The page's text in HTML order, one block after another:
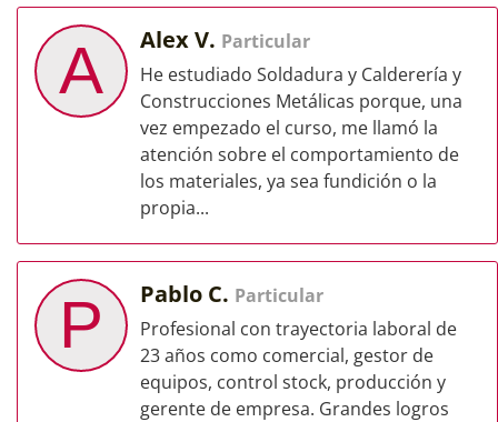
A Alex V. Particular
He estudiado Soldadura y Calderería y
Construcciones Metálicas porque, una
vez empezado el curso, me llamó la
atención sobre el comportamiento de
los materiales, ya sea fundición o la
propia...
P Pablo C. Particular
Profesional con trayectoria laboral de
23 años como comercial, gestor de
equipos, control stock, producción y
gerente de empresa. Grandes logros